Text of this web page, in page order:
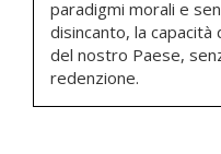
paradigmi morali e
disincanto, la
del nostro Paese,
redenzione.